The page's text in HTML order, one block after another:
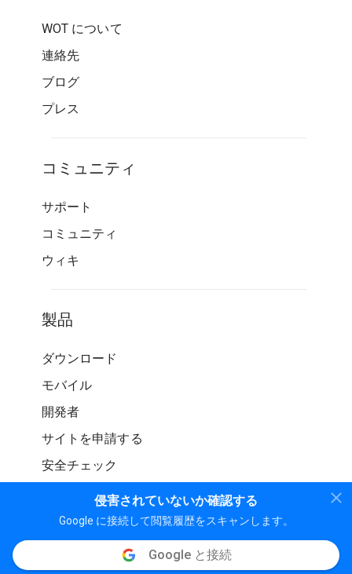
侵害されていないか確認する
Google に接続して閲覧履歴をスキャンします。
Google と接続
WOT について
連絡先
ブログ
プレス
コミュニティ
サポート
コミュニティ
ウィキ
製品
ダウンロード
モバイル
開発者
サイトを申請する
安全チェック
© WOT サービス LP。 無断転載を禁じます